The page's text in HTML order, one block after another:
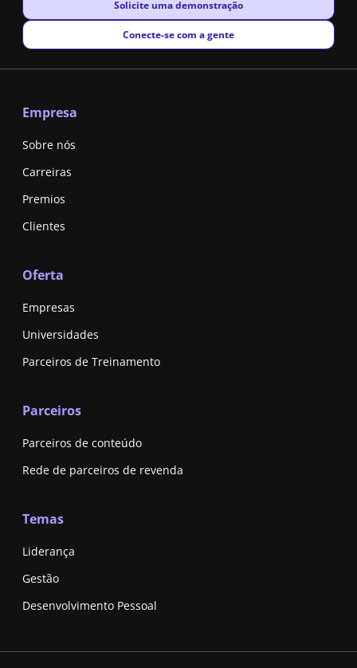
New window
Solicite uma demonstração
New window
Conecte-se com a gente
Empresa
Sobre nós
Carreiras
Premios
Clientes
Oferta
Empresas
Universidades
Parceiros de Treinamento
Parceiros
Parceiros de conteúdo
Rede de parceiros de revenda
Temas
Liderança
Gestão
Desenvolvimento Pessoal